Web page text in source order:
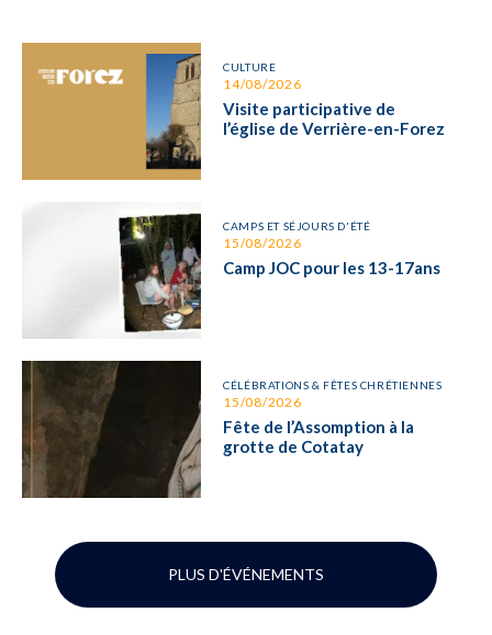
PLUS D'ÉVÉNEMENTS
CULTURE
14/08/2026
Visite participative de
l’église de Verrière-en-Forez
CAMPS ET SÉJOURS D'ÉTÉ
15/08/2026
Camp JOC pour les 13-17ans
CÉLÉBRATIONS & FÊTES CHRÉTIENNES
15/08/2026
Fête de l’Assomption à la
grotte de Cotatay